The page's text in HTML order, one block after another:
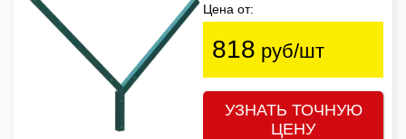
Цена от:
818 руб/шт
УЗНАТЬ ТОЧНУЮ
ЦЕНУ